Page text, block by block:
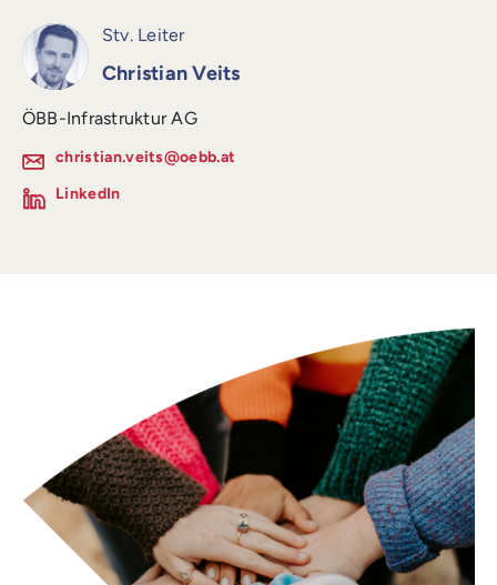
Stv. Leiter
Christian Veits
ÖBB-Infrastruktur AG
christian.veits@oebb.at
LinkedIn